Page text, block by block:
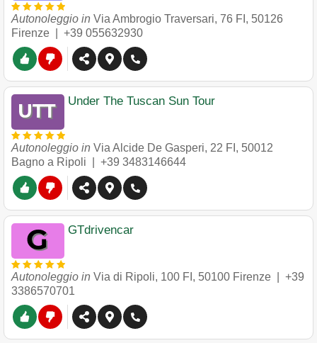
Autonoleggio in Via Ambrogio Traversari, 76 FI , 50126
Firenze
+39 055632930
Under The Tuscan Sun Tour
Autonoleggio in Via Alcide De Gasperi, 22 FI , 50012
Bagno a Ripoli
+39 3483146644
GTdrivencar
Autonoleggio in Via di Ripoli, 100 FI , 50100 Firenze
+39
3386570701